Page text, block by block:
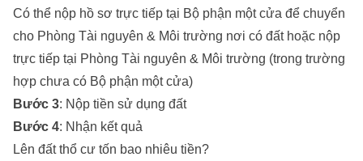
Có thể nộp hồ sơ trực tiếp tại Bộ phận một cửa để chuyển
cho Phòng Tài nguyên & Môi trường nơi có đất hoặc nộp
trực tiếp tại Phòng Tài nguyên & Môi trường (trong trường
hợp chưa có Bộ phận một cửa)
Bước 3: Nộp tiền sử dụng đất
Bước 4: Nhận kết quả
Lên đất thổ cư tốn bao nhiêu tiền?